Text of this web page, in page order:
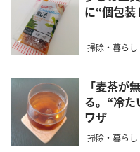
に“個包
掃除・暮らし
「麦茶が
る。“冷
ワザ
掃除・暮らし